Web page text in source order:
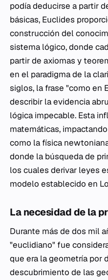
podía deducirse a partir
básicas, Euclides
construcción del
sistema lógico, donde
partir de axiomas y
en el paradigma de la
siglos, la frase "como en
describir la evidencia
lógica impecable. Esta
matemáticas,
como la física
donde la búsqueda de
los cuales derivar leyes
modelo establecido en
La necesidad de la
Durante más de dos mil
"euclidiano" fue
que era la geometría por
descubrimiento de las